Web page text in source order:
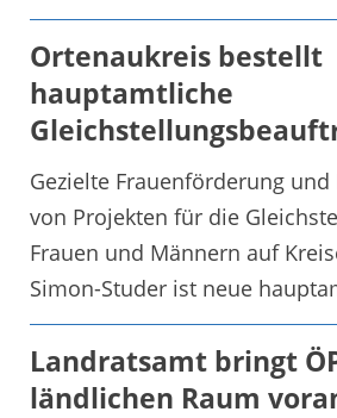
Ortenaukreis bestellt
hauptamtliche
Gezielte Frauenförderung
von Projekten für die
Frauen und Männern auf
Simon-Studer ist neue
Landratsamt bringt
ländlichen Raum